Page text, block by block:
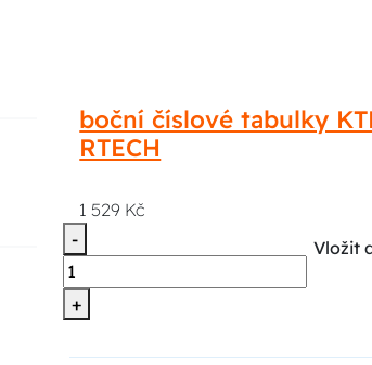
boční číslové tabulky
RTECH
1 529 Kč
-
+
Vložit